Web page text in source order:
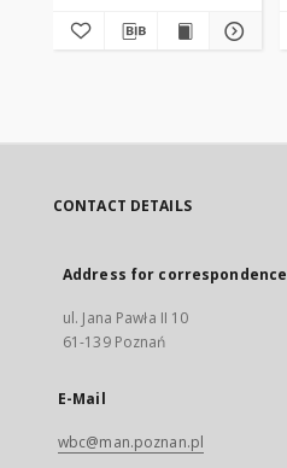
CONTACT DETAILS
Address for correspondence
ul. Jana Pawła II 10
61-139 Poznań
E-Mail
wbc@man.poznan.pl